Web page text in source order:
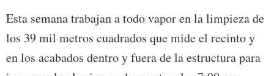
Esta semana trabajan a todo vapor en la limpieza de
los 39 mil metros cuadrados que mide el recinto y
en los acabados dentro y fuera de la estructura para